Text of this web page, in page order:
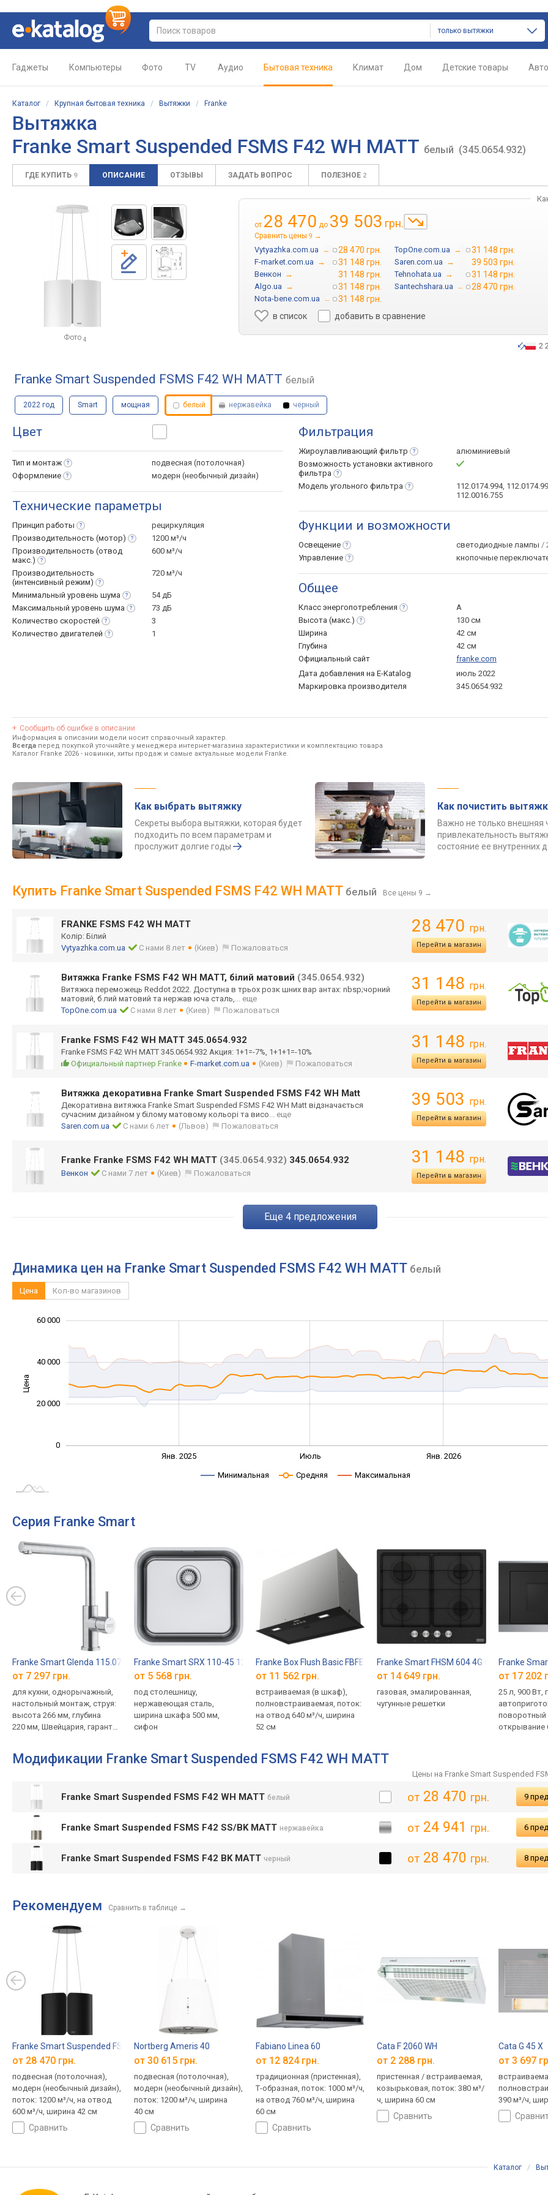
только вытяжки
Гаджеты Компьютеры Фото TV Аудио Бытовая техника Климат Дом Детские товары Авто
Каталог / Крупная бытовая техника / Вытяжки / Franke
Вытяжка
Franke Smart Suspended FSMS F42 WH MATT белый (345.0654.932)
ГДЕ КУПИТЬ 9 ОПИСАНИЕ ОТЗЫВЫ ЗАДАТЬ ВОПРОС ПОЛЕЗНОЕ 2
Фото 4
от 28 470 до 39 503 грн.
Сравнить цены 9 →
Vytyazhka.com.ua → 28 470 грн. TopOne.com.ua → 31 148 грн.
F-market.com.ua → 31 148 грн. Saren.com.ua → 39 503 грн.
Венкон → 31 148 грн. Tehnohata.ua → 31 148 грн.
Algo.ua → 31 148 грн. Santechshara.ua → 28 470 грн.
Nota-bene.com.ua →
31 148 грн.
в список
добавить в сравнение
2
Franke Smart Suspended FSMS F42 WH MATT белый
2022 год Smart мощная белый нержавейка черный
Цвет
Тип и монтаж
подвесная (потолочная)
Оформление
модерн (необычный дизайн)
Технические параметры
Принцип работы
рециркуляция
Производительность (мотор)
1200 м³/ч
Производительность (отвод
макс.)
600 м³/ч
Производительность
(интенсивный режим)
720 м³/ч
Минимальный уровень шума
54 дБ
Максимальный уровень шума
73 дБ
Количество скоростей
3
Количество двигателей 1
Фильтрация
Жироулавливающий фильтр
алюминиевый
Возможность установки активного
фильтра
Модель угольного фильтра
112.0174.994,
112.0016.755
Функции и возможности
Освещение светодиодные лампы /
Управление
кнопочные
Общее
Класс энергопотребления
A
Высота (макс.)
130 см
Ширина
42 см
Глубина
42 см
Официальный сайт
franke.com
Дата добавления на E-Katalog
июль 2022
Маркировка производителя
345.0654.932
Сообщить об ошибке в описании
Информация в описании модели носит справочный характер.
Всегда перед покупкой уточняйте у менеджера интернет-магазина характеристики и комплектацию товара
Каталог Franke 2026 - новинки, хиты продаж и самые актуальные модели Franke.
Как выбрать вытяжку
Секреты выбора вытяжки, которая будет
подходить по всем параметрам и
прослужит долгие годы
Как почистить
Важно не только внешняя
привлекательность
состояние ее внутренних
Купить Franke Smart Suspended FSMS F42 WH MATT белый Все цены 9 →
FRANKE FSMS F42 WH MATT
Колір: Білий
Vytyazhka.com.ua
С нами 8 лет (Киев) Пожаловаться
28 470 грн.
Перейти в магазин
Витяжка Franke FSMS F42 WH MATT, білий матовий (345.0654.932)
Витяжка переможець Reddot 2022. Доступна в трьох розк шних вар антах: nbsp;чорний
матовий, б лий матовий та нержав юча сталь,... еще
TopOne.com.ua
С нами 8 лет (Киев) Пожаловаться
31 148 грн.
Перейти в магазин
Franke FSMS F42 WH MATT 345.0654.932
Franke FSMS F42 WH MATT 345.0654.932 Акция: 1+1=-7%, 1+1+1=-10%
Официальный партнер Franke
F-market.com.ua (Киев) Пожаловаться
31 148 грн.
Перейти в магазин
Витяжка декоративна Franke Smart Suspended FSMS F42 WH Matt
Декоративна витяжка Franke Smart Suspended FSMS F42 WH Matt відзначається
сучасним дизайном у білому матовому кольорі та висо... еще
Saren.com.ua
С нами 6 лет (Львов) Пожаловаться
39 503 грн.
Перейти в магазин
Franke Franke FSMS F42 WH MATT (345.0654.932) 345.0654.932
Венкон С нами 7 лет (Киев) Пожаловаться
31 148 грн.
Перейти в магазин
eще 4предложения
Динамика цен на Franke Smart Suspended FSMS F42 WH MATT белый
Цена Кол-во магазинов
Цена
0
20 000
40 000
60 000
Янв. 2025 Июль Янв. 2026
Минимальная Средняя Максимальная
Серия Franke Smart
Franke Smart Glenda 115.0706.985
от 7 297 грн.
для кухни, однорычажный,
настольный монтаж, струя:
высота 266 мм, глубина
220 мм, Швейцария, гарантия
Franke Smart SRX 110-45 122.0739.592
от 5 568 грн.
под столешницу,
нержавеющая сталь,
ширина шкафа 500 мм,
сифон
Franke Box Flush Basic FBFE BK A52
от 11 562 грн.
встраиваемая (в шкаф),
полновстраиваемая, поток:
на отвод 640 м³/ч, ширина
52 см
Franke Smart FHSM 604 4G ON E
от 14 649 грн.
газовая, эмалированная,
чугунные решетки
Franke
от 17 202
25 л, 900 Вт,
поворотный
открывание
Модификации Franke Smart Suspended FSMS F42 WH MATT
Цены на Franke Smart Suspended
Franke Smart Suspended FSMS F42 WH MATT белый от28 470 грн. 9
Franke Smart Suspended FSMS F42 SS/BK MATT нержавейка от24 941 грн. 6
Franke Smart Suspended FSMS F42 BK MATT черный от28 470 грн. 8
Рекомендуем Сравнить в таблице →
Franke Smart Suspended FSMS F42 BK MATT
от 28 470 грн.
подвесная (потолочная),
модерн (необычный дизайн),
поток: 1200 м³/ч, на отвод
600 м³/ч, ширина 42 см
сравнить
Nortberg Ameris 40
от 30 615 грн.
подвесная (потолочная),
модерн (необычный дизайн),
поток: 1200 м³/ч, ширина
40 см
сравнить
Fabiano Linea 60
от 12 824 грн.
традиционная (пристенная),
Т-образная, поток: 1000 м³/ч,
на отвод 760 м³/ч, ширина
60 см
сравнить
Cata F 2060 WH
от 2 288 грн.
пристенная / встраиваемая,
козырьковая, поток: 380 м³/
ч, ширина 60 см
сравнить
Cata G 45 X
от 3 697
390 м³/ч,
Каталог /